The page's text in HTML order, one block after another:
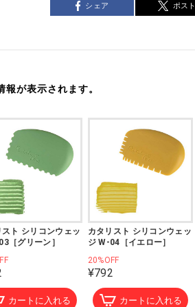
シェア ポスト
が表示されます。
スト シリコンウェッ
［グリーン］
カートに入れる
カタリスト シリコンウェッ
ジ W-04［イエロー］
20%OFF
¥792
カートに入れる